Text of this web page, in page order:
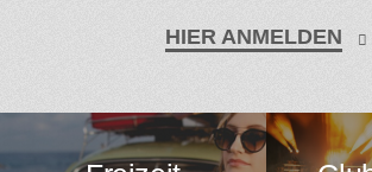
HIER ANMELDEN